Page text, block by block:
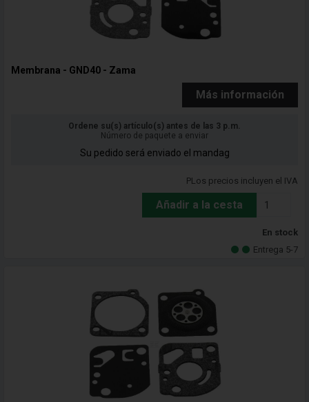
Membrana - GND40 - Zama
Más información
Ordene su(s) artículo(s) antes de las 3 p.m.
Número de paquete a enviar
Su pedido será enviado el mandag
PLos precios incluyen el IVA
Añadir a la cesta
En stock
Entrega 5-7